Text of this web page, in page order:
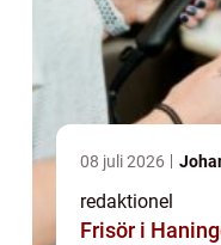
08 juli 2026
redaktionel
Frisör i